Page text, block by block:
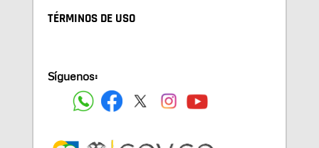
TÉRMINOS DE USO
Síguenos: